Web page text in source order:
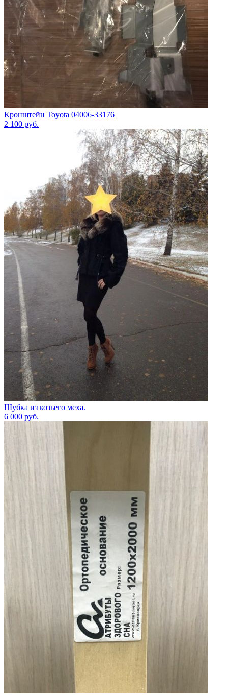
Кронштейн Toyota 04006-33176
2 100 руб.
Шубка из козьего меха.
6 000 руб.